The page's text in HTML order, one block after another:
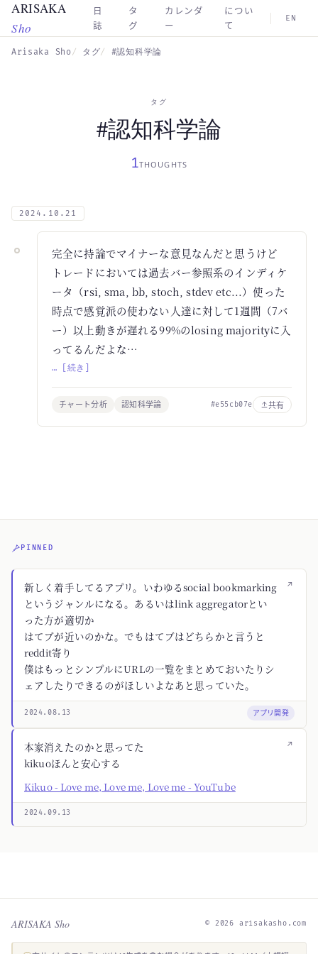
Skip to main content
ARISAKA
Sho
日
誌
タ
グ
カレンダ
ー
につい
て
EN
Arisaka Sho タグ #認知科学論
タグ
#認知科学論
1THOUGHTS
2024.10.21
完全に持論でマイナーな意見なんだと思うけど
トレードにおいては過去バー参照系のインディケ
ータ（rsi, sma, bb, stoch, stdev etc...）使った
時点で感覚派の使わない人達に対して1週間（7バ
ー）以上動きが遅れる99%のlosing majorityに入
ってるんだよな…
… [続き]
チャート分析 認知科学論 #e55cb07e 共有
PINNED
↗
新しく着手してるアプリ。いわゆるsocial bookmarking
というジャンルになる。あるいはlink aggregatorとい
った方が適切か
はてブが近いのかな。でもはてブはどちらかと言うと
reddit寄り
僕はもっとシンプルにURLの一覧をまとめておいたりシ
ェアしたりできるのがほしいよなあと思っていた。
2024.08.13 アプリ開発
↗
本家消えたのかと思ってた
kikuoほんと安心する
Kikuo - Love me, Love me, Love me - YouTube
2024.09.13
ARISAKA Sho © 2026 arisakasho.com